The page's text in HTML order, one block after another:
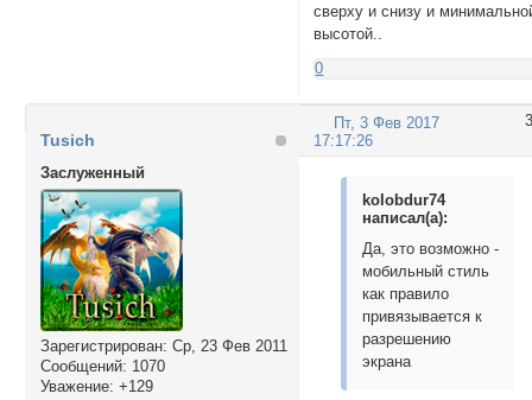
сверху и снизу и
высотой..
0
3
Пт, 3 Фев 2017
17:17:26
Tusich
Заслуженный
Зарегистрирован: Ср, 23 Фев 2011
Сообщений: 1070
Уважение: +129
kolobdur74
написал(а):
Да, это возможно -
мобильный стиль
как правило
привязывается к
разрешению
экрана